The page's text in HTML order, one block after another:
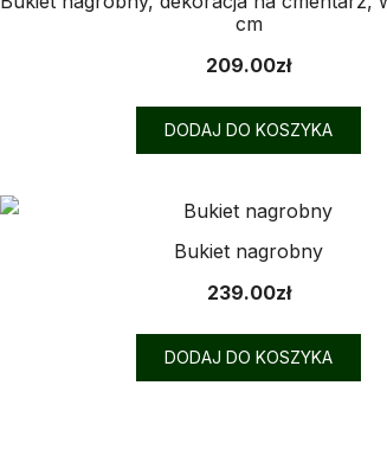
cm
209.00zł
DODAJ DO KOSZYKA
Bukiet nagrobny
239.00zł
DODAJ DO KOSZYKA